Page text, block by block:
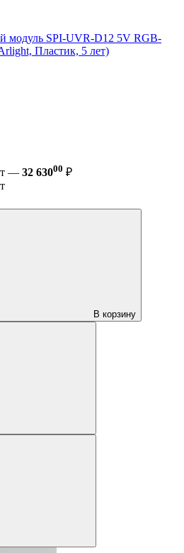
модуль SPI-UVR-D12 5V RGB-
Пластик, 5 лет)
— 32 63000 ₽
В корзину